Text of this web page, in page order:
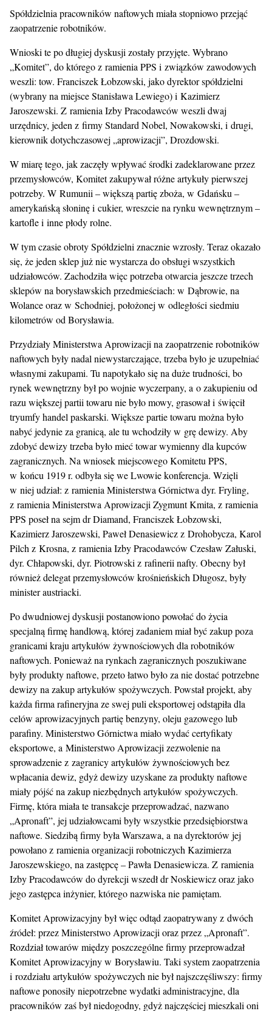
Spółdzielnia pracowników naftowych miała stopniowo przejąć
zaopatrzenie robotników.
Wnioski te po długiej dyskusji zostały przyjęte. Wybrano
„Komitet”, do którego z ramienia PPS i związków zawodowych
weszli: tow. Franciszek Łobzowski, jako dyrektor spółdzielni
(wybrany na miejsce Stanisława Lewiego) i Kazimierz
Jaroszewski. Z ramienia Izby Pracodawców weszli dwaj
urzędnicy, jeden z firmy Standard Nobel, Nowakowski, i drugi,
kierownik dotychczasowej „aprowizacji”, Drozdowski.
W miarę tego, jak zaczęły wpływać środki zadeklarowane przez
przemysłowców, Komitet zakupywał różne artykuły pierwszej
potrzeby. W Rumunii – większą partię zboża, w Gdańsku –
amerykańską słoninę i cukier, wreszcie na rynku wewnętrznym –
kartofle i inne płody rolne.
W tym czasie obroty Spółdzielni znacznie wzrosły. Teraz okazało
się, że jeden sklep już nie wystarcza do obsługi wszystkich
udziałowców. Zachodziła więc potrzeba otwarcia jeszcze trzech
sklepów na borysławskich przedmieściach: w Dąbrowie, na
Wolance oraz w Schodniej, położonej w odległości siedmiu
kilometrów od Borysławia.
Przydziały Ministerstwa Aprowizacji na zaopatrzenie robotników
naftowych były nadal niewystarczające, trzeba było je uzupełniać
własnymi zakupami. Tu napotykało się na duże trudności, bo
rynek wewnętrzny był po wojnie wyczerpany, a o zakupieniu od
razu większej partii towaru nie było mowy, grasował i święcił
tryumfy handel paskarski. Większe partie towaru można było
nabyć jedynie za granicą, ale tu wchodziły w grę dewizy. Aby
zdobyć dewizy trzeba było mieć towar wymienny dla kupców
zagranicznych. Na wniosek miejscowego Komitetu PPS,
w końcu 1919 r. odbyła się we Lwowie konferencja. Wzięli
w niej udział: z ramienia Ministerstwa Górnictwa dyr. Fryling,
z ramienia Ministerstwa Aprowizacji Zygmunt Kmita, z ramienia
PPS poseł na sejm dr Diamand, Franciszek Łobzowski,
Kazimierz Jaroszewski, Paweł Denasiewicz z Drohobycza, Karol
Pilch z Krosna, z ramienia Izby Pracodawców Czesław Załuski,
dyr. Chłapowski, dyr. Piotrowski z rafinerii nafty. Obecny był
również delegat przemysłowców krośnieńskich Długosz, były
minister austriacki.
Po dwudniowej dyskusji postanowiono powołać do życia
specjalną firmę handlową, której zadaniem miał być zakup poza
granicami kraju artykułów żywnościowych dla robotników
naftowych. Ponieważ na rynkach zagranicznych poszukiwane
były produkty naftowe, przeto łatwo było za nie dostać potrzebne
dewizy na zakup artykułów spożywczych. Powstał projekt, aby
każda firma rafineryjna ze swej puli eksportowej odstąpiła dla
celów aprowizacyjnych partię benzyny, oleju gazowego lub
parafiny. Ministerstwo Górnictwa miało wydać certyfikaty
eksportowe, a Ministerstwo Aprowizacji zezwolenie na
sprowadzenie z zagranicy artykułów żywnościowych bez
wpłacania dewiz, gdyż dewizy uzyskane za produkty naftowe
miały pójść na zakup niezbędnych artykułów spożywczych.
Firmę, która miała te transakcje przeprowadzać, nazwano
„Apronaft”, jej udziałowcami były wszystkie przedsiębiorstwa
naftowe. Siedzibą firmy była Warszawa, a na dyrektorów jej
powołano z ramienia organizacji robotniczych Kazimierza
Jaroszewskiego, na zastępcę – Pawła Denasiewicza. Z ramienia
Izby Pracodawców do dyrekcji wszedł dr Noskiewicz oraz jako
jego zastępca inżynier, którego nazwiska nie pamiętam.
Komitet Aprowizacyjny był więc odtąd zaopatrywany z dwóch
źródeł: przez Ministerstwo Aprowizacji oraz przez „Apronaft”.
Rozdział towarów między poszczególne firmy przeprowadzał
Komitet Aprowizacyjny w Borysławiu. Taki system zaopatrzenia
i rozdziału artykułów spożywczych nie był najszczęśliwszy: firmy
naftowe ponosiły niepotrzebne wydatki administracyjne, dla
pracowników zaś był niedogodny, gdyż najczęściej mieszkali oni